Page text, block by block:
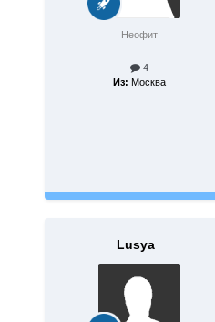
Неофит
4
Из: Москва
Lusya